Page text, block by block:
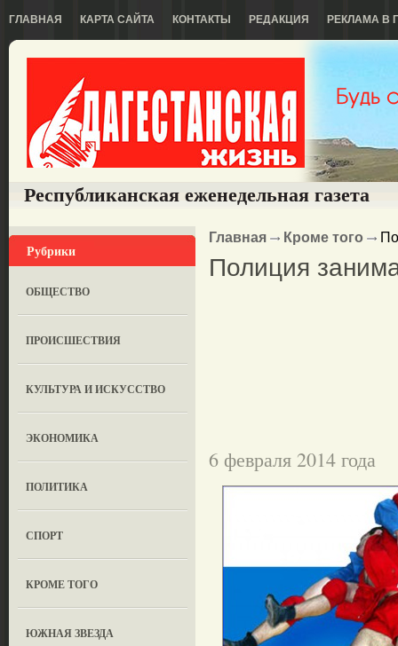
ГЛАВНАЯ КАРТА САЙТА КОНТАКТЫ РЕДАКЦИЯ РЕКЛАМА В
Республиканская еженедельная газета
Рубрики
ОБЩЕСТВО
ПРОИСШЕСТВИЯ
КУЛЬТУРА И ИСКУССТВО
ЭКОНОМИКА
ПОЛИТИКА
СПОРТ
КРОМЕ ТОГО
ЮЖНАЯ ЗВЕЗДА
Главная Кроме того
Полиция
6 февраля 2014 года